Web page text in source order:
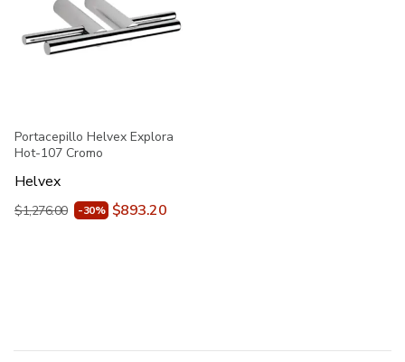
Portacepillo Helvex Explora
Hot-107 Cromo
Helvex
$1,276.00 -30% $893.20